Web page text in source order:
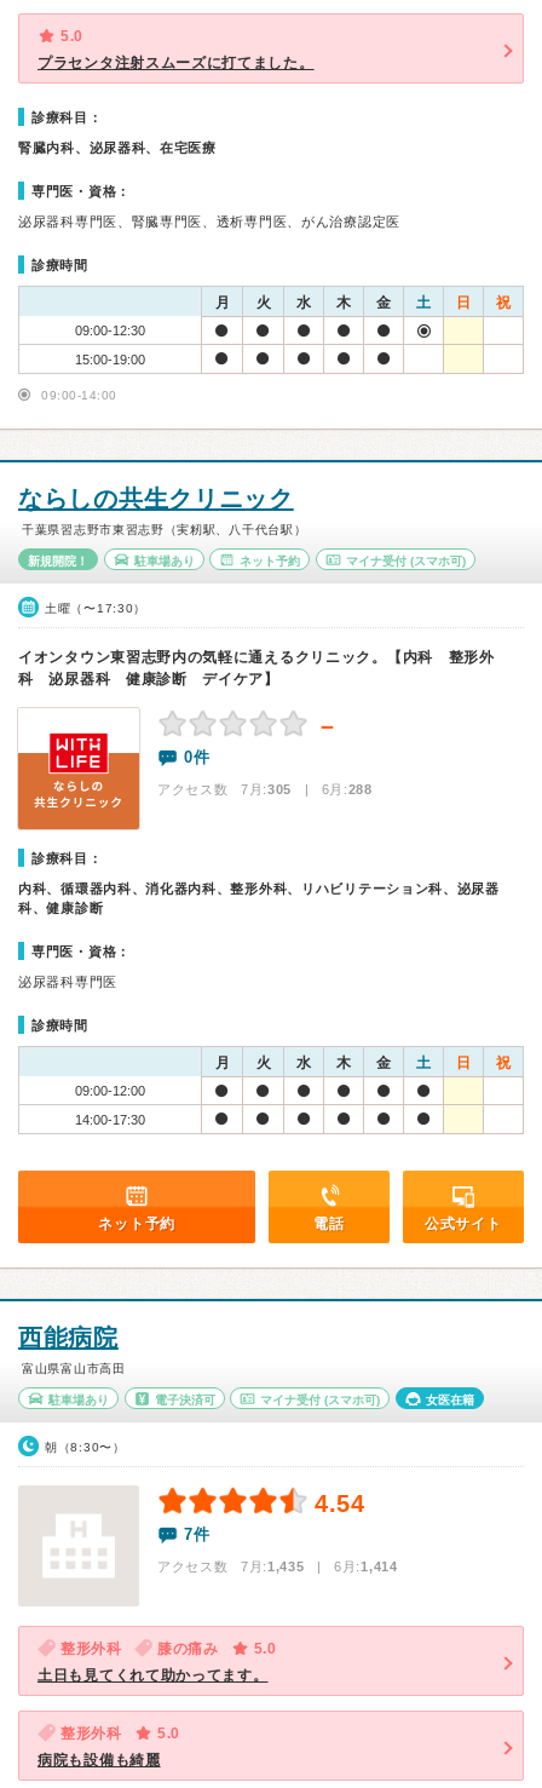
5.0
プラセンタ注射スムーズに打てました。
診療科目：
腎臓内科、泌尿器科、在宅医療
専門医・資格：
泌尿器科専門医、腎臓専門医、透析専門医、がん治療認定医
診療時間
月 火 水 木 金 土 日 祝
09:00-12:30
15:00-19:00
09:00-14:00
ならしの共生クリニック
千葉県習志野市東習志野（実籾駅、八千代台駅）
新規開院！ 駐車場あり ネット予約 マイナ受付 (スマホ可)
土曜（〜17:30）
イオンタウン東習志野内の気軽に通えるクリニック。【内科 整形外
科 泌尿器科 健康診断 デイケア】
－
0件
アクセス数 7月:305 | 6月:288
診療科目：
内科、循環器内科、消化器内科、整形外科、リハビリテーション科、泌尿器
科、健康診断
専門医・資格：
泌尿器科専門医
診療時間
月 火 水 木 金 土 日 祝
09:00-12:00
14:00-17:30
ネット予約 電話 公式サイト
西能病院
富山県富山市高田
駐車場あり 電子決済可 マイナ受付 (スマホ可) 女医在籍
朝（8:30〜）
4.54
7件
アクセス数 7月:1,435 | 6月:1,414
整形外科 膝の痛み
5.0
土日も見てくれて助かってます。
整形外科
5.0
病院も設備も綺麗